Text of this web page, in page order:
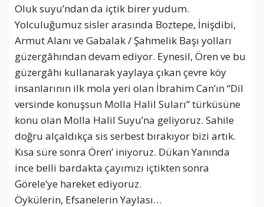
Oluk suyu’ndan da içtik birer yudum.
Yolculuğumuz sisler arasında Boztepe, İnişdibi,
Armut Alanı ve Gabalak / Şahmelik Başı yolları
güzergâhından devam ediyor. Eynesil, Ören ve bu
güzergâhı kullanarak yaylaya çıkan çevre köy
insanlarının ilk mola yeri olan İbrahim Can’ın “Dil
versinde konuşsun Molla Halil Suları” türküsüne
konu olan Molla Halil Suyu’na geliyoruz. Sahile
doğru alçaldıkça sis serbest bırakıyor bizi artık.
Kısa süre sonra Ören’ iniyoruz. Dükan Yanında
ince belli bardakta çayımızı içtikten sonra
Görele’ye hareket ediyoruz.
Öykülerin, Efsanelerin Yaylası…